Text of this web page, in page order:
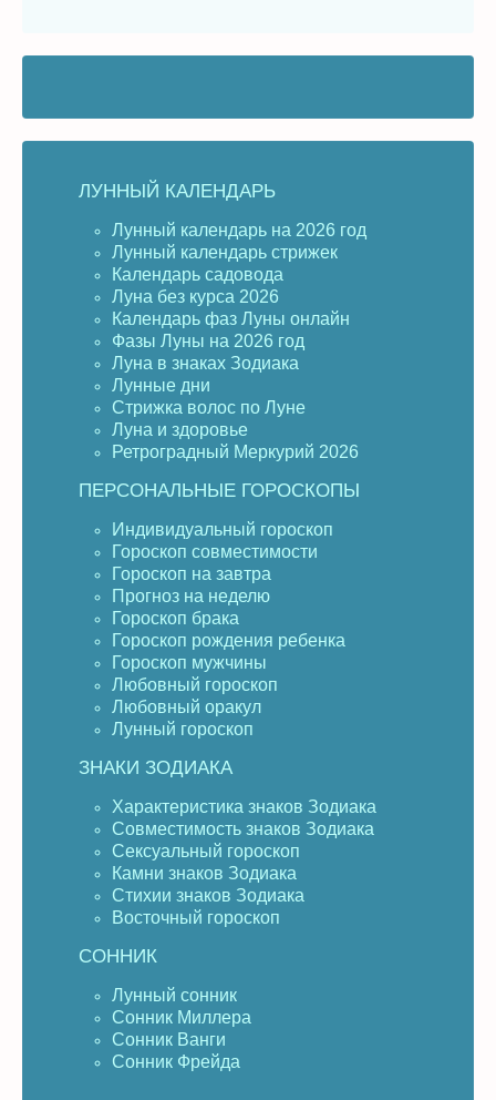
ЛУННЫЙ КАЛЕНДАРЬ
Лунный календарь на 2026 год
Лунный календарь стрижек
Календарь садовода
Луна без курса 2026
Календарь фаз Луны онлайн
Фазы Луны на 2026 год
Луна в знаках Зодиака
Лунные дни
Стрижка волос по Луне
Луна и здоровье
Ретроградный Меркурий 2026
ПЕРСОНАЛЬНЫЕ ГОРОСКОПЫ
Индивидуальный гороскоп
Гороскоп совместимости
Гороскоп на завтра
Прогноз на неделю
Гороскоп брака
Гороскоп рождения ребенка
Гороскоп мужчины
Любовный гороскоп
Любовный оракул
Лунный гороскоп
ЗНАКИ ЗОДИАКА
Характеристика знаков Зодиака
Совместимость знаков Зодиака
Сексуальный гороскоп
Камни знаков Зодиака
Стихии знаков Зодиака
Восточный гороскоп
СОННИК
Лунный сонник
Сонник Миллера
Сонник Ванги
Сонник Фрейда